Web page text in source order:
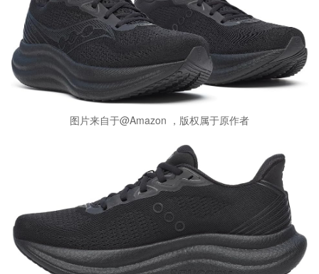
图片来自于@Amazon ，版权属于原作者